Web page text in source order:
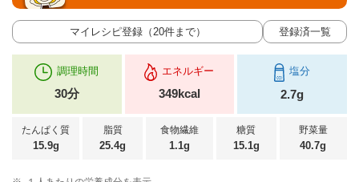
マイレシピ登録（20件まで） 登録済一覧
調理時間
30分
エネルギー
349kcal
塩分
2.7g
たんぱく質
15.9g
脂質
25.4g
食物繊維
1.1g
糖質
15.1g
野菜量
40.7g